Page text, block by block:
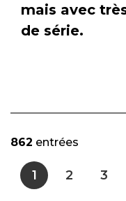
mais avec
de série.
862 entrées
1 2 3